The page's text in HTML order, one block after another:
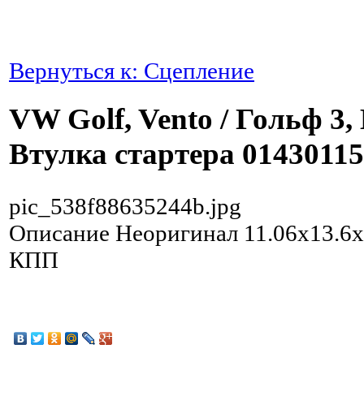
Вернуться к: Сцепление
VW Golf, Vento / Гольф 3,
Втулка стартера
pic_538f88635244b.jpg
Описание Неоригинал
КПП